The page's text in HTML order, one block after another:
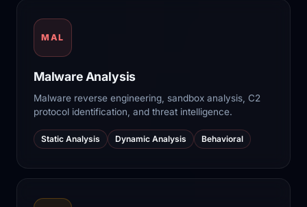
MAL
Malware Analysis
Malware reverse engineering, sandbox analysis, C2
protocol identification, and threat intelligence.
Static Analysis Dynamic Analysis Behavioral